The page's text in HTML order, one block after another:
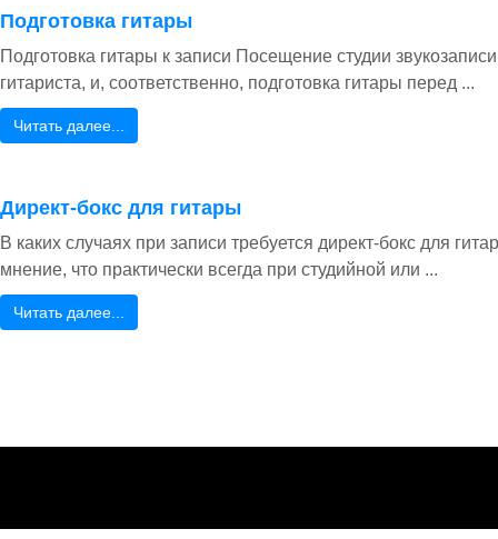
Подготовка гитары
Подготовка гитары к записи Посещение студии
гитариста, и, соответственно, подготовка гитары перед ...
Читать далее...
Директ-бокс для гитары
В каких случаях при записи требуется директ-бокс для
мнение, что практически всегда при студийной или ...
Читать далее...